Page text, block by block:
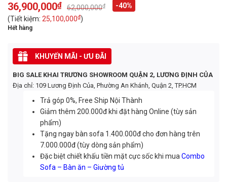
62,000,000₫
Original
price
was:
62,000,000₫.
36,900,000₫
Current
price
is:
36,900,000₫.
-40%
(Tiết kiệm: 25,100,000₫)
Hết hàng
KHUYẾN MÃI - ƯU ĐÃI
BIG SALE KHAI TRƯƠNG SHOWROOM QUẬN 2, LƯƠNG ĐỊNH CỦA
Địa chỉ: 109 Lương Định Của, Phường An Khánh, Quận 2, TP.HCM
Trả góp 0%, Free Ship Nội Thành
Giảm thêm 200.000đ khi đặt hàng Online (tùy sản
phẩm)
Tặng ngay bàn sofa 1.400.000đ cho đơn hàng trên
7.000.000đ (tùy dòng sản phẩm)
Đặc biệt chiết khấu tiền mặt cực sốc khi muaCombo
Sofa – Bàn ăn – Giường tủ